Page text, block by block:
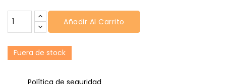
Añadir Al Carrito
Fuera de stock
Política de seguridad